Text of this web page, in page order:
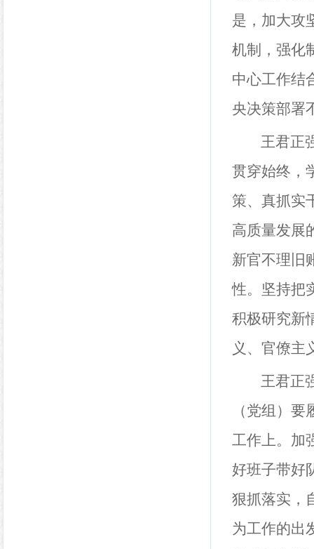
是，加大攻
机制，强化
中心工作结
央决策部署
王君正
贯穿始终，
策、真抓实
高质量发展
新官不理旧
性。坚持把
积极研究新
义、官僚主
王君正
（党组）
工作上。加
好班子带好
狠抓落实，
为工作的出